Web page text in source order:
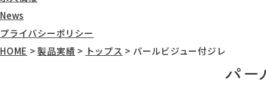
News
プライバシーポリシー
HOME >製品実績 > トップス > パールビジュー付ジレ
パー